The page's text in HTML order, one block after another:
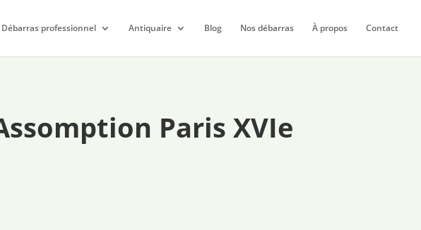
Débarras professionnel Antiquaire Blog Nos débarras À propos Contact
Paris XVIe